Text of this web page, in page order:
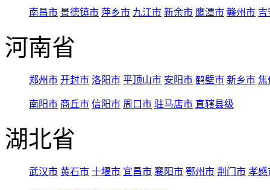
南昌市 景德镇市 萍乡市 九江市 新余市 鹰潭市 赣州市 吉
河南省
郑州市 开封市 洛阳市 平顶山市 安阳市 鹤壁市 新乡市 焦
南阳市 商丘市 信阳市 周口市 驻马店市 直辖县级
湖北省
武汉市 黄石市 十堰市 宜昌市 襄阳市 鄂州市 荆门市 孝感